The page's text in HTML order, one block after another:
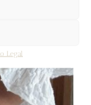
Legal